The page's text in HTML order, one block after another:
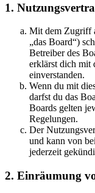
1.
Mit dem Zugriff
„das Board“)
Betreiber des
erklärst dich mit
einverstanden.
Wenn du mit
darfst du das
Boards gelten
Regelungen.
Der
und kann von
jederzeit
2. Einräumung